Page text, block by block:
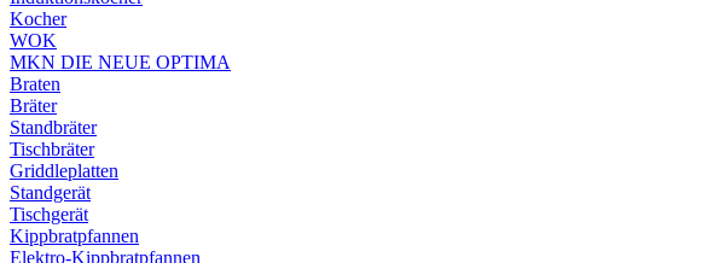
Kocher
WOK
MKN DIE NEUE OPTIMA
Braten
Bräter
Standbräter
Tischbräter
Griddleplatten
Standgerät
Tischgerät
Kippbratpfannen
Elektro-Kippbratpfannen